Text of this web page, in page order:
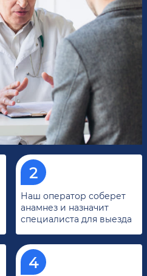
Наш оператор соберет
анамнез и назначит
специалиста для выезда